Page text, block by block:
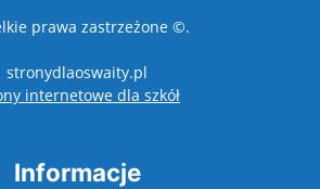
prawa zastrzeżone ©.
stronydlaoswaity.pl
internetowe dla szkółotwiera się w
Informacje